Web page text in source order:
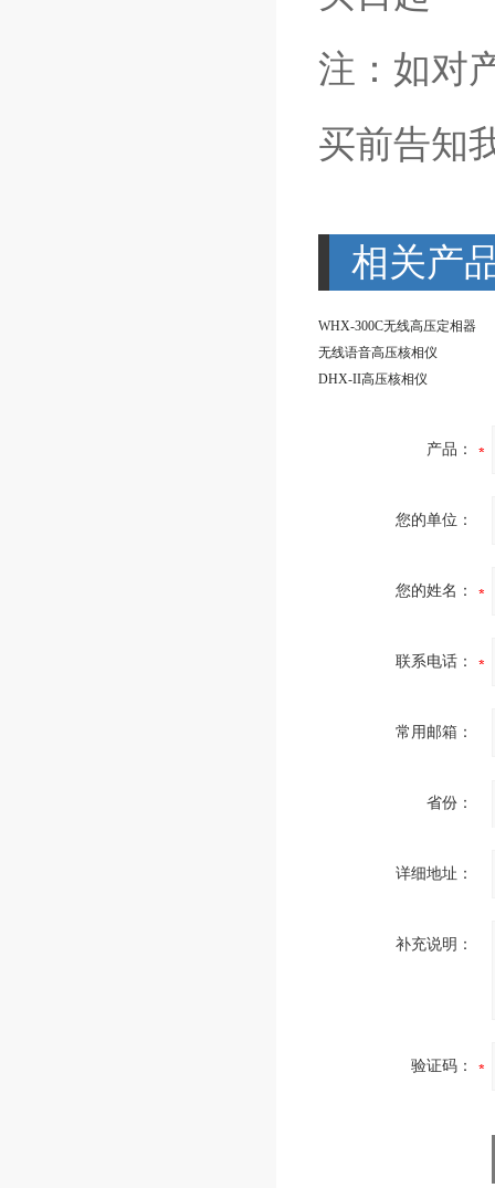
注：如对
买前告知
相关产
WHX-300C无线高压定相器
无线语音高压核相仪
DHX-II高压核相仪
产品：
您的单位：
您的姓名：
联系电话：
常用邮箱：
省份：
详细地址：
补充说明：
验证码：